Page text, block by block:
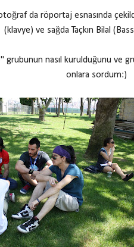
da röportaj esnasında
(klavye) ve sağda Taçkın Bilal
nasıl kurulduğunu ve
onlara sordum:)